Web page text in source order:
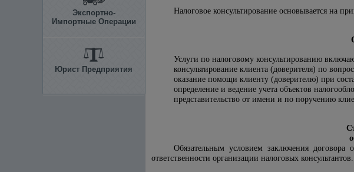
Экспортно-
Импортные Операции
Юрист Предприятия
Налоговое консультирование основывается на
Услуги по налоговому консультированию
консультирование клиента (доверителя) по
оказание помощи клиенту (доверителю) при
определение и ведение учета объектов
представительство от имени и по поручению
Обязательным условием заключения договора
ответственности организации налоговых консультантов.